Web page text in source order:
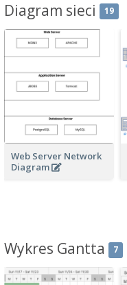
Diagram sieci 19
Web Server Network
Diagram
Wykres Gantta 7